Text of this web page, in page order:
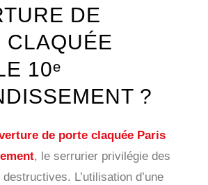
DE
CLAQUÉE
10ᵉ
?
de porte claquée Paris
, le serrurier privilégie des
L’utilisation d’une